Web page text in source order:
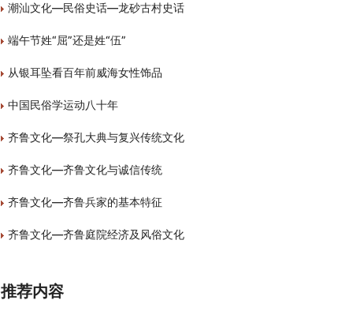
潮汕文化—民俗史话—龙砂古村史话
端午节姓“屈”还是姓“伍”
从银耳坠看百年前威海女性饰品
中国民俗学运动八十年
齐鲁文化—祭孔大典与复兴传统文化
齐鲁文化—齐鲁文化与诚信传统
齐鲁文化—齐鲁兵家的基本特征
齐鲁文化—齐鲁庭院经济及风俗文化
推荐内容